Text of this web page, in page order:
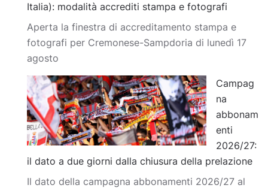
Italia): modalità accrediti stampa e fotografi
Aperta la finestra di accreditamento stampa e
fotografi per Cremonese-Sampdoria di lunedì 17
agosto
Campag
na
abbonam
enti
2026/27:
il dato a due giorni dalla chiusura della prelazione
Il dato della campagna abbonamenti 2026/27 al